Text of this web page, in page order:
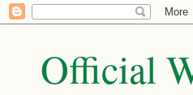
Official